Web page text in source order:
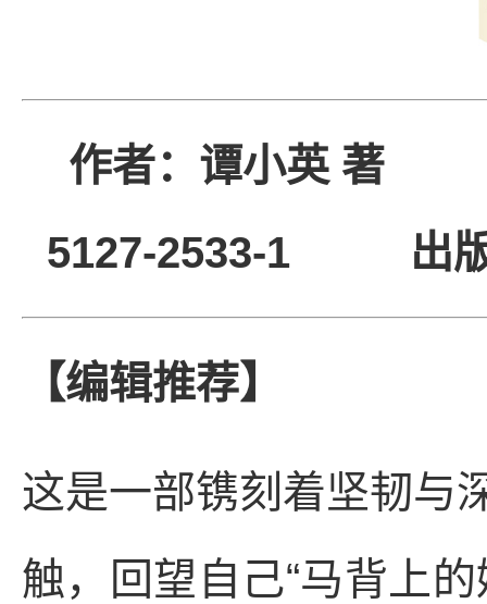
作者：谭小英
5127-2533-1 出
【编辑推荐】
这是一部镌刻着坚韧与
触，回望自己“马背上